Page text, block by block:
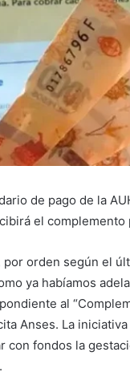
de pago de la
el complemento
por orden según el
ya habíamos
al
Anses. La
con fondos la